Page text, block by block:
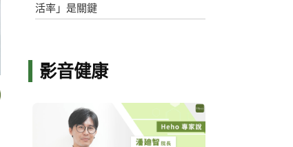
活率」是關鍵
影音健康